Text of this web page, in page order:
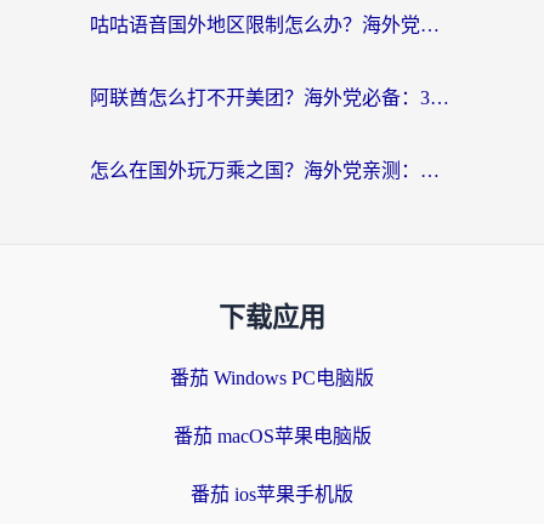
咕咕语音国外地区限制怎么办？海外党必备的回国加速器选择指南（附音悦Tai、搜狐视频解决妙招）
阿联酋怎么打不开美团？海外党必备：3步解决回国追剧、看球、刷B站的全部烦恼
怎么在国外玩万乘之国？海外党亲测：突破限制的3个实用技巧
下载应用
番茄 Windows PC电脑版
番茄 macOS苹果电脑版
番茄 ios苹果手机版